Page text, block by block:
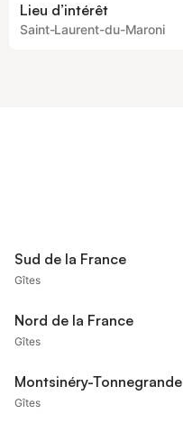
Lieu d’intérêt
Saint-Laurent-du-Maroni
Sud de la France
Gîtes
Nord de la France
Gîtes
Montsinéry-Tonnegrande
Gîtes